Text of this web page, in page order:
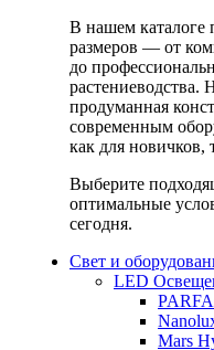
В нашем каталоге
размеров — от
до
растениеводства.
продуманная
современным
как для новичков,
Выберите
оптимальные
сегодня.
Свет и
LED
Mars